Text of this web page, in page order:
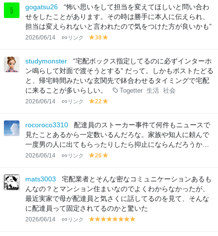
lo
w
lo
gogatsu26
“怖い思いをして担当を変えてほしいと問い合わ
せをしたことがあります。その時は勝手に本人に伝えられ、
担当は変えられないと言われたので気をつけた方が良いかも”
2026/06/14 リンク
y
lo
w
38
lo
w
studymonster
“宅配ボックス指定してるのに必ずインターホ
ン鳴らして対面で渡そうとする” だって。しかもポストたどる
と、帰宅時間みたいな玄関先で鉢合わせるタイミングで宅配
に来ることが多いらしい。
Togetter 生活 社会
2026/06/14 リンク
y
lo
w
22
lo
w
rocoroco3310
配達員のストーカー事件て何件もニュースで
見たことあるから一定数いるんだろな。家族や知人に頼んで
一度男の人に出てもらったりしたら抑止にならんだろうか…
2026/06/14 リンク
y
lo
w
26
lo
w
mats3003
宅配業者とそんな密なコミュニケーションあるも
んなの？とマンション住まいなのでよくわからなかったが、
最近実家で母が配達員と気さくに話してるのを見て、そんな
に配達員って固定されてるのかと驚いた
2026/06/14 リンク
y y y y y y y